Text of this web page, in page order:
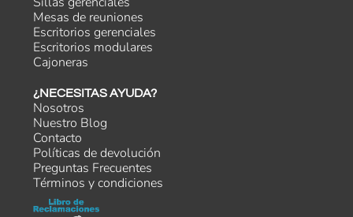
Mesas de reuniones
Escritorios gerenciales
Escritorios modulares
Cajoneras
¿NECESITAS AYUDA?
Nosotros
Nuestro Blog
Contacto
Políticas de devolución
Preguntas Frecuentes
Términos y condiciones